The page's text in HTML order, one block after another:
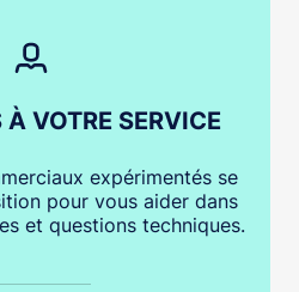
À VOTRE SERVICE
expérimentés se
pour vous aider dans
et questions techniques.